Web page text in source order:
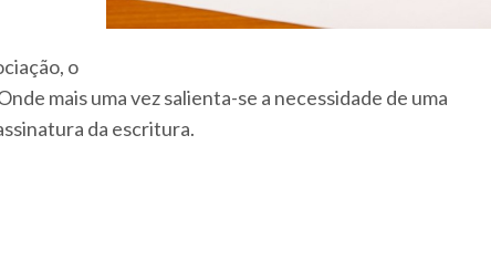
o
mais uma vez salienta-se a necessidade de uma
da escritura.